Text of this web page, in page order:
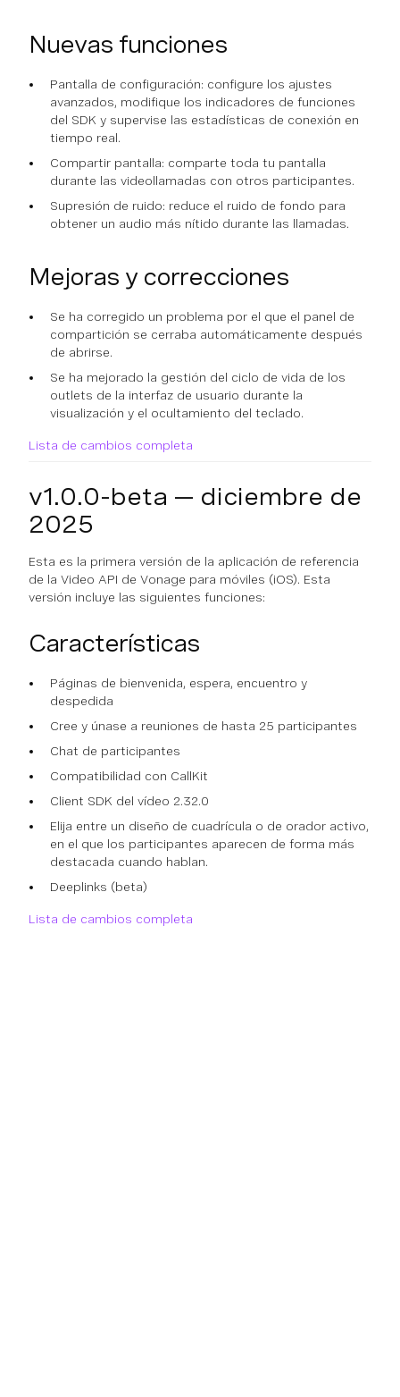
Nuevas funciones
Pantalla de configuración: configure los ajustes
avanzados, modifique los indicadores de funciones
del SDK y supervise las estadísticas de conexión en
tiempo real.
Compartir pantalla: comparte toda tu pantalla
durante las videollamadas con otros participantes.
Supresión de ruido: reduce el ruido de fondo para
obtener un audio más nítido durante las llamadas.
Mejoras y correcciones
Se ha corregido un problema por el que el panel de
compartición se cerraba automáticamente después
de abrirse.
Se ha mejorado la gestión del ciclo de vida de los
outlets de la interfaz de usuario durante la
visualización y el ocultamiento del teclado.
Lista de cambios completa
v1.0.0-beta — diciembre de
2025
Esta es la primera versión de la aplicación de referencia
de la Video API de Vonage para móviles (iOS). Esta
versión incluye las siguientes funciones:
Características
Páginas de bienvenida, espera, encuentro y
despedida
Cree y únase a reuniones de hasta 25 participantes
Chat de participantes
Compatibilidad con CallKit
Client SDK del vídeo 2.32.0
Elija entre un diseño de cuadrícula o de orador activo,
en el que los participantes aparecen de forma más
destacada cuando hablan.
Deeplinks (beta)
Lista de cambios completa